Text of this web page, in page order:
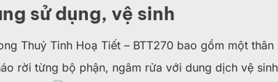
sử dụng, vệ sinh
Thuỷ Tinh Hoạ Tiết – BTT270 bao gồm một
rời từng bộ phận, ngâm rửa với dung dịch vệ